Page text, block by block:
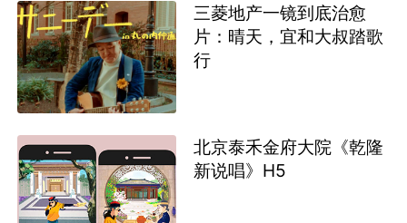
三菱地产一镜到底治愈
片：晴天，宜和大叔踏歌
行
北京泰禾金府大院《乾隆
新说唱》H5